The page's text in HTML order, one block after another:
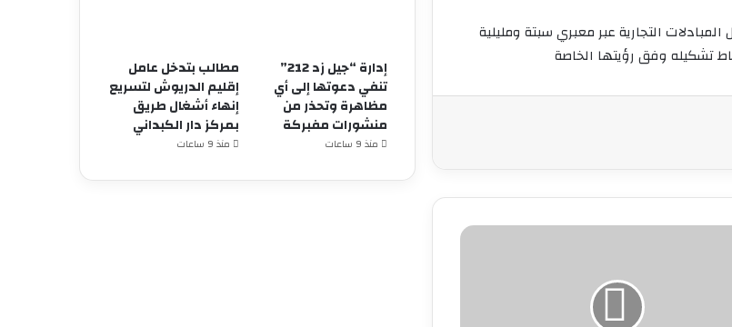
التجارية عبر معبري سبتة ومليلية
تشكيله وفق رؤيتها الخاصة
إدارة “جيل زد 212”
تنفي دعوتها إلى أي
مظاهرة وتحذر من
منشورات مفبركة
منذ 9 ساعات
مطالب بتدخل عامل
إقليم الدريوش لتسريع
إنهاء أشغال طريق
بمركز دار الكبداني
منذ 9 ساعات